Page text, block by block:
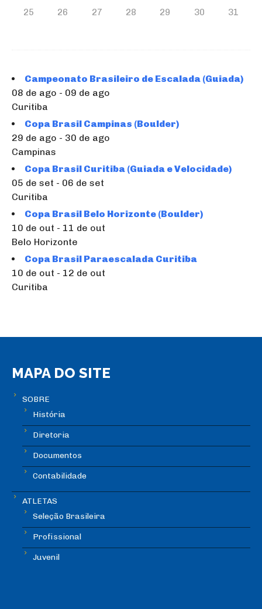
25 26 27 28 29 30 31
Campeonato Brasileiro de Escalada (Guiada)
08 de ago - 09 de ago
Curitiba
Copa Brasil Campinas (Boulder)
29 de ago - 30 de ago
Campinas
Copa Brasil Curitiba (Guiada e Velocidade)
05 de set - 06 de set
Curitiba
Copa Brasil Belo Horizonte (Boulder)
10 de out - 11 de out
Belo Horizonte
Copa Brasil Paraescalada Curitiba
10 de out - 12 de out
Curitiba
MAPA DO SITE
SOBRE
História
Diretoria
Documentos
Contabilidade
ATLETAS
Seleção Brasileira
Profissional
Juvenil